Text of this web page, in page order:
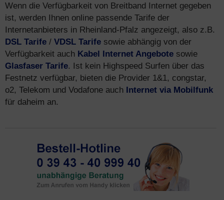
Wenn die Verfügbarkeit von Breitband Internet gegeben
ist, werden Ihnen online passende Tarife der
Internetanbieters in Rheinland-Pfalz angezeigt, also z.B.
DSL Tarife / VDSL Tarife sowie abhängig von der
Verfügbarkeit auch Kabel Internet Angebote sowie
Glasfaser Tarife. Ist kein Highspeed Surfen über das
Festnetz verfügbar, bieten die Provider 1&1, congstar,
o2, Telekom und Vodafone auch Internet via Mobilfunk
für daheim an.